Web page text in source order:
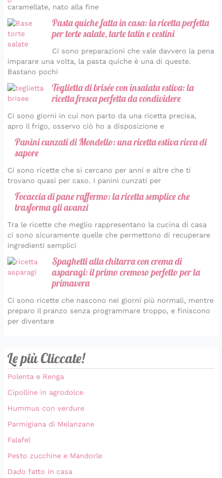
caramellate, nato alla fine
Pasta quiche fatta in casa: la ricetta perfetta
per torte salate, tarte tatin e cestini
Ci sono preparazioni che vale davvero la pena
imparare una volta, la pasta quiche è una di queste.
Bastano pochi
Teglietta di brisée con insalata estiva: la
ricetta fresca perfetta da condividere
Ci sono giorni in cui non parto da una ricetta precisa,
apro il frigo, osservo ciò ho a disposizione e
Panini cunzati di Mondello: una ricetta estiva ricca di
sapore
Ci sono ricette che si cercano per anni e altre che ti
trovano quasi per caso. I panini cunzati per
Focaccia di pane raffermo: la ricetta semplice che
trasforma gli avanzi
Tra le ricette che meglio rappresentano la cucina di casa
ci sono sicuramente quelle che permettono di recuperare
ingredienti semplici
Spaghetti alla chitarra con crema di
asparagi: il primo cremoso perfetto per la
primavera
Ci sono ricette che nascono nei giorni più normali, mentre
preparo il pranzo senza programmare troppo, e finiscono
per diventare
Le più Cliccate!
Polenta e Renga
Cipolline in agrodolce
Hummus con verdure
Parmigiana di Melanzane
Falafel
Pesto zucchine e Mandorle
Dado fatto in casa